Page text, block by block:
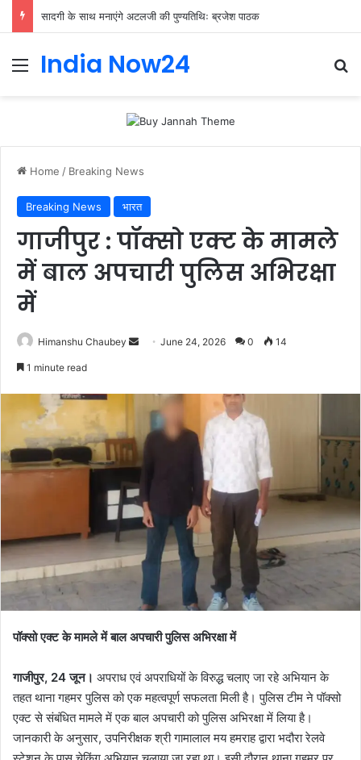
सादगी के साथ मनाएंगे अटलजी की पुण्यतिथिः ब्रजेश पाठक
India Now24
Home / Breaking News
Breaking News भारत
गाजीपुर : पॉक्सो एक्ट के मामले
में बाल अपचारी पुलिस अभिरक्षा
में
Himanshu Chaubey June 24, 2026 0 14
1 minute read
पॉक्सो एक्ट के मामले में बाल अपचारी पुलिस अभिरक्षा में
गाजीपुर, 24 जून। अपराध एवं अपराधियों के विरुद्ध चलाए जा रहे अभियान के
तहत थाना गहमर पुलिस को एक महत्वपूर्ण सफलता मिली है। पुलिस टीम ने पॉक्सो
एक्ट से संबंधित मामले में एक बाल अपचारी को पुलिस अभिरक्षा में लिया है।
जानकारी के अनुसार, उपनिरीक्षक श्री गामालाल मय हमराह द्वारा भदौरा रेलवे